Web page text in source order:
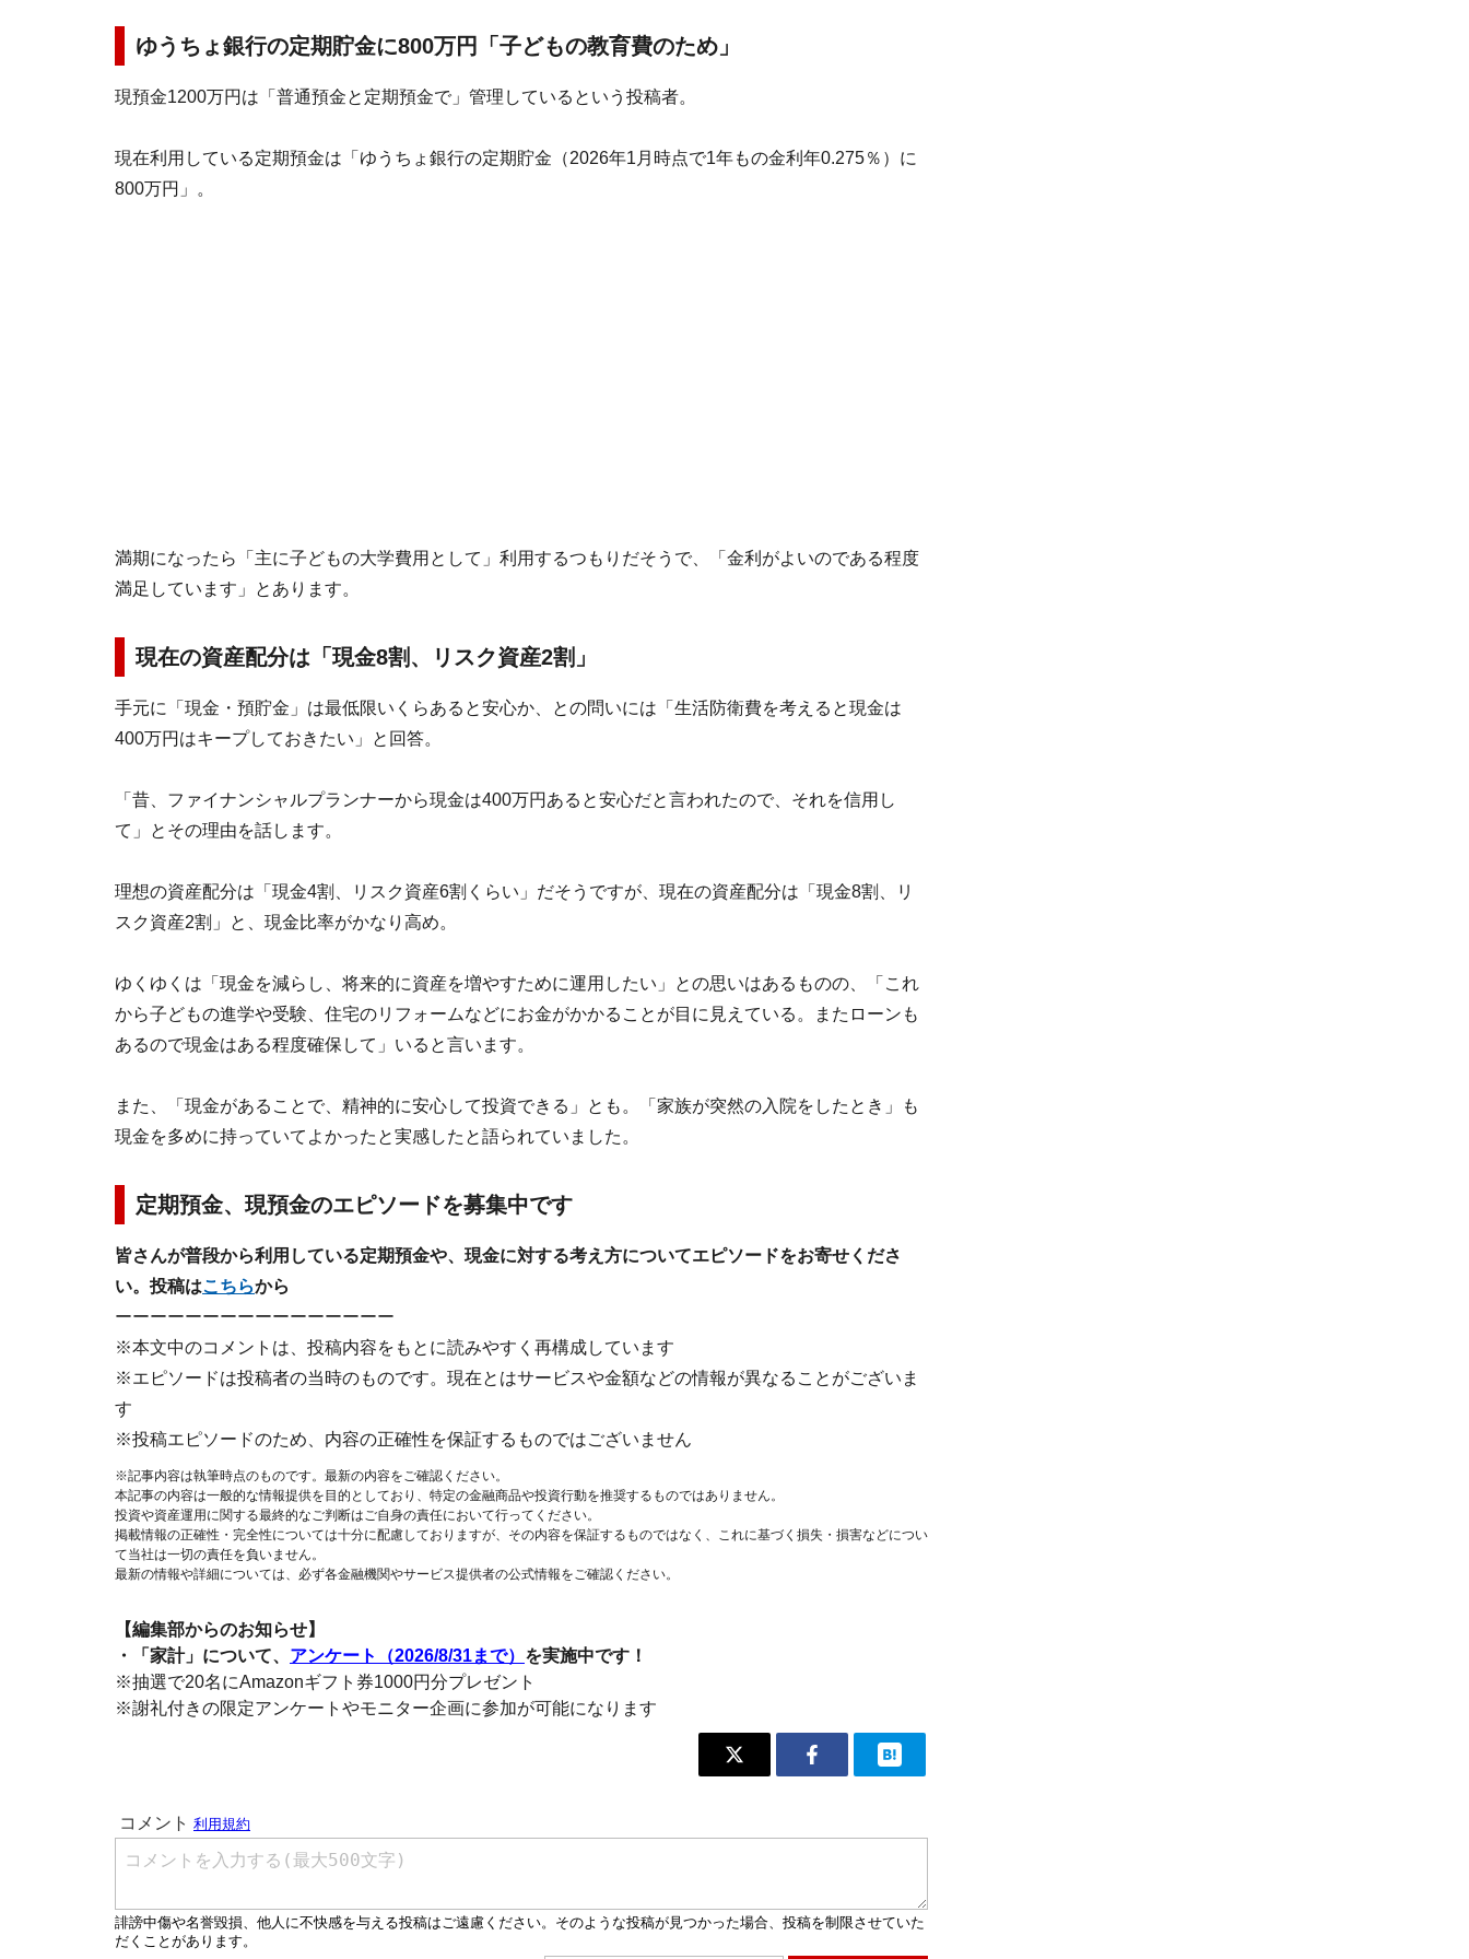
ゆうちょ銀行の定期貯金に800万円「子どもの教育費のため」
現預金1200万円は「普通預金と定期預金で」管理しているという投稿者。
現在利用している定期預金は「ゆうちょ銀行の定期貯金（2026年1月時点で1年もの金利年0.275％）に
800万円」。
満期になったら「主に子どもの大学費用として」利用するつもりだそうで、「金利がよいのである程度
満足しています」とあります。
現在の資産配分は「現金8割、リスク資産2割」
手元に「現金・預貯金」は最低限いくらあると安心か、との問いには「生活防衛費を考えると現金は
400万円はキープしておきたい」と回答。
「昔、ファイナンシャルプランナーから現金は400万円あると安心だと言われたので、それを信用し
て」とその理由を話します。
理想の資産配分は「現金4割、リスク資産6割くらい」だそうですが、現在の資産配分は「現金8割、リ
スク資産2割」と、現金比率がかなり高め。
ゆくゆくは「現金を減らし、将来的に資産を増やすために運用したい」との思いはあるものの、「これ
から子どもの進学や受験、住宅のリフォームなどにお金がかかることが目に見えている。またローンも
あるので現金はある程度確保して」いると言います。
また、「現金があることで、精神的に安心して投資できる」とも。「家族が突然の入院をしたとき」も
現金を多めに持っていてよかったと実感したと語られていました。
定期預金、現預金のエピソードを募集中です
皆さんが普段から利用している定期預金や、現金に対する考え方についてエピソードをお寄せくださ
い。投稿はこちらから
ーーーーーーーーーーーーーーーー
※本文中のコメントは、投稿内容をもとに読みやすく再構成しています
※エピソードは投稿者の当時のものです。現在とはサービスや金額などの情報が異なることがございま
す
※投稿エピソードのため、内容の正確性を保証するものではございません
※記事内容は執筆時点のものです。最新の内容をご確認ください。
本記事の内容は一般的な情報提供を目的としており、特定の金融商品や投資行動を推奨するものではありません。
投資や資産運用に関する最終的なご判断はご自身の責任において行ってください。
掲載情報の正確性・完全性については十分に配慮しておりますが、その内容を保証するものではなく、これに基づく損失・損害などについ
て当社は一切の責任を負いません。
最新の情報や詳細については、必ず各金融機関やサービス提供者の公式情報をご確認ください。
【編集部からのお知らせ】
・「家計」について、 アンケート（2026/8/31まで） を実施中です！
※抽選で20名にAmazonギフト券1000円分プレゼント
※謝礼付きの限定アンケートやモニター企画に参加が可能になります